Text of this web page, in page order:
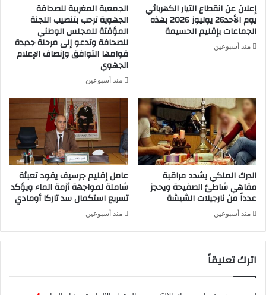
إعلان عن انقطاع التيار الكهربائي
يوم الأحد26 يوليوز 2026 بهذه
الجماعات بإقليم الحسيمة
منذ أسبوعين
الجمعية المغربية للصحافة
الجهوية ترحب بتنصيب اللجنة
المؤقتة للمجلس الوطني
للصحافة وتدعو إلى مرحلة جديدة
قوامها التوافق وإنصاف الإعلام
الجهوي
منذ أسبوعين
الدرك الملكي يشدد مراقبة
مقاهي شاطئ الصفيحة ويحجز
عدداً من نارجيلات الشيشة
منذ أسبوعين
عامل إقليم جرسيف يقود تعبئة
شاملة لمواجهة أزمة الماء ويؤكد
تسريع استكمال سد تاركا أومادي
منذ أسبوعين
اترك تعليقاً